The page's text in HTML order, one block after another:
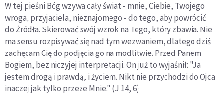
W tej pieśni Bóg wzywa cały świat - mnie, Ciebie, Twojego
wroga, przyjaciela, nieznajomego - do tego, aby powrócić
do Źródła. Skierować swój wzrok na Tego, który zbawia. Nie
ma sensu rozpisywać się nad tym wezwaniem, dlatego dziś
zachęcam Cię do podjęcia go na modlitwie. Przed Panem
Bogiem, bez niczyjej interpretacji. On już to wyjaśnił: "Ja
jestem drogą i prawdą, i życiem. Nikt nie przychodzi do Ojca
inaczej jak tylko przeze Mnie." (J 14, 6)